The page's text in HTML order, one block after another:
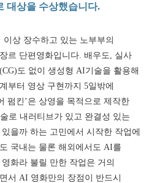
대상을 수상했습니다.
이상 장수하고 있는 노부부의
르 단편영화입니다. 배우도, 실사
도 없이 생성형 AI기술을 활용해
부터 영상 구현까지 5일밖에
펌킨’은 상영을 목적으로 제작한
로 내러티브가 있고 완결성 있는
을까 하는 고민에서 시작한 작업에
국내는 물론 해외에서도 AI를
화라 불릴 만한 작업은 거의
서 AI 영화만의 장점이 반드시